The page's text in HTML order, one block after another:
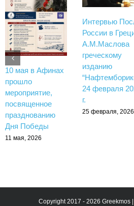
10 мая в Афинах
прошло
мероприятие,
посвященное
празднованию
Дня Победы
11 мая, 2026
Интервью
России в
А.М.Маслова
греческому
изданию
24 февраля
г.
25 февраля, 2026
Copyright 2017 - 2026 Greekmos